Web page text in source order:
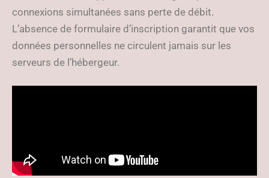
connexions simultanées sans perte de débit.
L’absence de formulaire d’inscription garantit que vos
données personnelles ne circulent jamais sur les
serveurs de l’hébergeur.